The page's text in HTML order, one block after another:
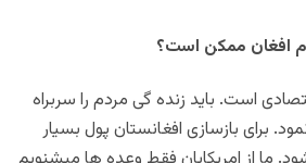
افغان ممکن است؟
است. باید زنده گی مردم را سربراه
برای بازسازی افغانستان پول بسیار